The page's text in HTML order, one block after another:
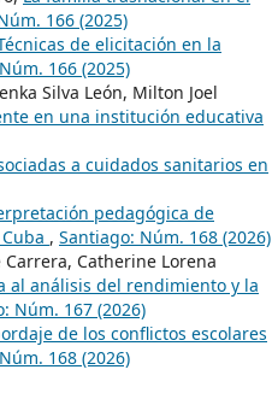
166 (2025)
de elicitación en la
166 (2025)
Silva León, Milton Joel
en una institución educativa
a cuidados sanitarios en
pedagógica de
, Santiago: Núm. 168 (2026)
Catherine Lorena
análisis del rendimiento y la
Núm. 167 (2026)
de los conflictos escolares
168 (2026)